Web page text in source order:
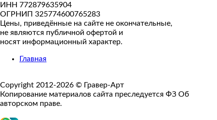
ИНН 772879635904
ОГРНИП 325774600765283
Цены, приведённые на сайте не окончательные,
не являются публичной офертой и
носят информационный характер.
Главная
Copyright 2012-2026 © Гравер-Арт
Копирование материалов сайта преследуется ФЗ Об
авторском праве.